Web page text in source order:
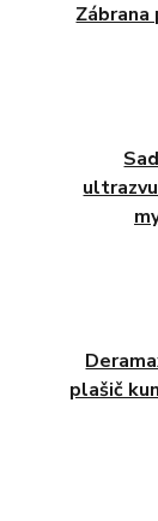
Zábrana
plašič